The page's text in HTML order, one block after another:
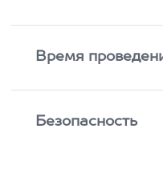
Время
Безопасность